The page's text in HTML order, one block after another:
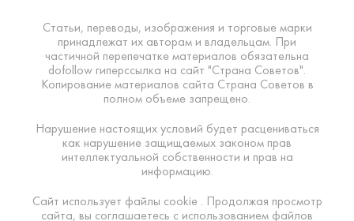
Статьи, переводы, изображения и торговые марки
принадлежат их авторам и владельцам. При
частичной перепечатке материалов обязательна
dofollow гиперссылка на сайт "Страна Советов".
Копирование материалов сайта Страна Советов в
полном объеме запрещено.
Нарушение настоящих условий будет расцениваться
как нарушение защищаемых законом прав
интеллектуальной собственности и прав на
информацию.
Сайт использует файлы cookie . Продолжая просмотр
сайта, вы соглашаетесь с использованием файлов